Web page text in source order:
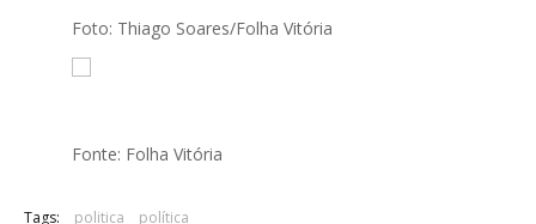
Foto: Thiago Soares/Folha Vitória
Fonte: Folha Vitória
Tags: politica política